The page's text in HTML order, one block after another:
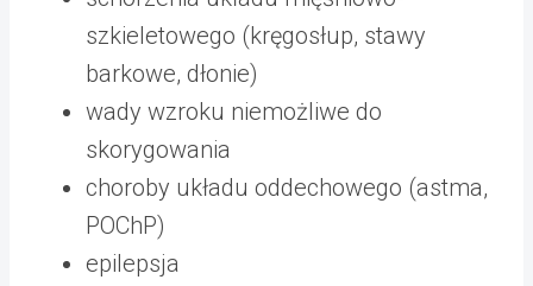
szkieletowego (kręgosłup, stawy
barkowe, dłonie)
wady wzroku niemożliwe do
skorygowania
choroby układu oddechowego (astma,
POChP)
epilepsja